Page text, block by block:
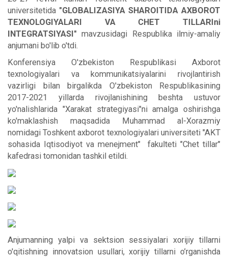
universitetida "GLOBALIZASIYA SHAROITIDA AXBOROT
TEXNOLOGIYALARI VA CHET TILLARIni
INTEGRATSIYASI"mavzusidagi Respublika ilmiy-amaliy
anjumani bo'lib o'tdi.
Konferensiya O'zbekiston Respublikasi Axborot
texnologiyalari va kommunikatsiyalarini rivojlantirish
vazirligi bilan birgalikda O'zbekiston Respublikasining
2017-2021 yillarda rivojlanishining beshta ustuvor
yo'nalishlarida "Xarakat strategiyasi"ni amalga oshirishga
ko'maklashish maqsadida Muhammad al-Xorazmiy
nomidagi Toshkent axborot texnologiyalari universiteti "AKT
sohasida Iqtisodiyot va menejment" fakulteti "Chet tillar"
kafedrasi tomonidan tashkil etildi.
Anjumanning yalpi va sektsion sessiyalari xorijiy tillarni
o'qitishning innovatsion usullari, xorijiy tillarni o’rganishda